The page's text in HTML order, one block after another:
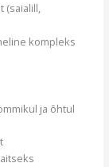
(saialill,
kompleks
ja õhtul